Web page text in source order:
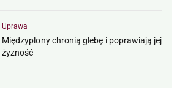
Uprawa
Międzyplony chronią glebę i poprawiają jej
żyzność